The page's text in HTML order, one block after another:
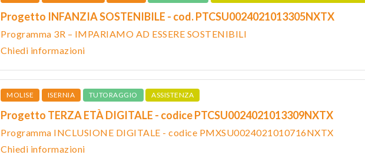
Progetto INFANZIA SOSTENIBILE - cod. PTCSU0024021013305NXTX
Programma 3R – IMPARIAMO AD ESSERE SOSTENIBILI
Chiedi informazioni
MOLISE ISERNIA TUTORAGGIO ASSISTENZA
Progetto TERZA ETÀ DIGITALE - codice PTCSU0024021013309NXTX
Programma INCLUSIONE DIGITALE - codice PMXSU0024021010716NXTX
Chiedi informazioni